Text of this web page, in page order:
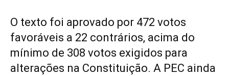
O texto foi aprovado por 472 votos
favoráveis a 22 contrários, acima do
mínimo de 308 votos exigidos para
alterações na Constituição. A PEC ainda